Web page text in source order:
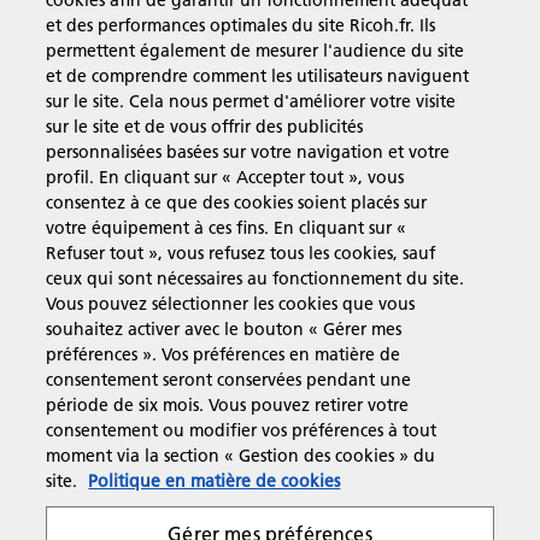
Solutions pour les entreprises
Produits et Services
Assistance & Contact
Ressources
Suivez-nous
et des performances optimales du site Ricoh.fr. Ils
permettent également de mesurer l'audience du site
et de comprendre comment les utilisateurs naviguent
sur le site. Cela nous permet d'améliorer votre visite
sur le site et de vous offrir des publicités
personnalisées basées sur votre navigation et votre
profil. En cliquant sur « Accepter tout », vous
consentez à ce que des cookies soient placés sur
votre équipement à ces fins. En cliquant sur «
Refuser tout », vous refusez tous les cookies, sauf
ceux qui sont nécessaires au fonctionnement du site.
Vous pouvez sélectionner les cookies que vous
souhaitez activer avec le bouton « Gérer mes
préférences ». Vos préférences en matière de
consentement seront conservées pendant une
période de six mois. Vous pouvez retirer votre
consentement ou modifier vos préférences à tout
moment via la section « Gestion des cookies » du
site.
Politique en matière de cookies
Gérer mes préférences